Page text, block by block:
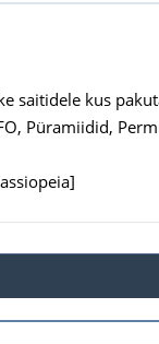
saitidele kus
Püramiidid,